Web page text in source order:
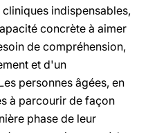
indispensables,
concrète à aimer
de compréhension,
et d'un
personnes âgées, en
à parcourir de façon
phase de leur